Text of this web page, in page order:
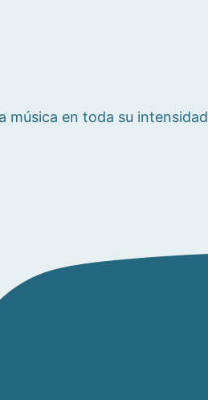
música en toda su intensidad